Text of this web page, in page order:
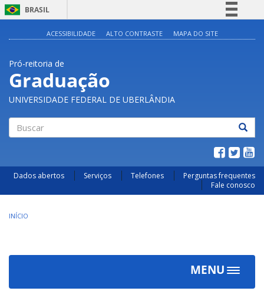
BRASIL
Legislação
Canais
ACESSIBILIDADE ALTO CONTRASTE MAPA DO SITE
Pró-reitoria de
Graduação
UNIVERSIDADE FEDERAL DE UBERLÂNDIA
Dados abertos Serviços Telefones
Perguntas frequentes
Fale conosco
INÍCIO
MENU
Toggle